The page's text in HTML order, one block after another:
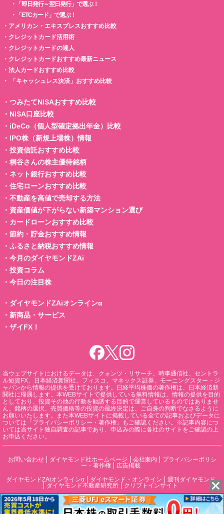
・
「即日発行～翌日発行」で選ぶ！
・
「ETCカード」で選ぶ！
・ アメリカン・エキスプレスおすすめ比較
・ クレジットカード活用術
・ クレジットカードの達人
・ クレジットカードおすすめ最新ニュース
・ 法人カードおすすめ比較
・
「キャッシュレス決済」おすすめ比較
・ つみたてNISAおすすめ比較
・ NISA口座比較
・ iDeCo（個人型確定拠出年金）比較
・ IPO株（新規上場株）情報
・ 投資信託おすすめ比較
・ 桐谷さんの株主優待銘柄
・ ネット銀行おすすめ比較
・ 住宅ローンおすすめ比較
・ 不動産を高値で売却する方法
・ 資産価値が下がらない新築マンション選び
・ カードローンおすすめ比較
・ 節約・貯金おすすめ情報
・ ふるさと納税おすすめ情報
・ 今月のダイヤモンドZAi
・ 投資コラム
・ 今日の注目株
・ ダイヤモンドZAiオンラインα
・ 新商品・サービス
・ ザイFX！
当ウェブサイトにおけるデータは、クォンツ・リサーチ、時事通信社、セントラ
ル短資FX、日本経済新聞社、フィスコ、マネックス証券、モーニングスター・ジ
ャパンから情報の提供を受けております。日経平均株価の著作権は、日本経済新
聞社に帰属します。本WEBサイトで提供している無料情報は、情報の提供を目的
としており、投資その他の行動を勧誘する目的で運営しているものではありませ
ん。銘柄の選択、売買価格等の投資の最終決定は、ご自身の判断でなさるように
お願いいたします。また本WEBサイトに掲載している全ての記事およびデータに
ついては「プライバシーポリシー・著作権」もご確認ください。※記事内容につ
いては当サイト独自調査の記事であり、申込みの際に各社のサイトをご確認の上
お申込ください。
お問い合わせ ダイヤモンド社ホームページ 会社案内
プライバシーポリシ
ー・著作権
広告掲載
ダイヤモンドZAiオンラインα
ダイヤモンド・オンライン
週刊ダイヤモンド
ダイヤモンド不動産研究所
クリプトインサイト
DIAMONDハーバード・ビジネス・レビュー
書籍オンライン
© DIAMOND, INC. All Rights Reserved.